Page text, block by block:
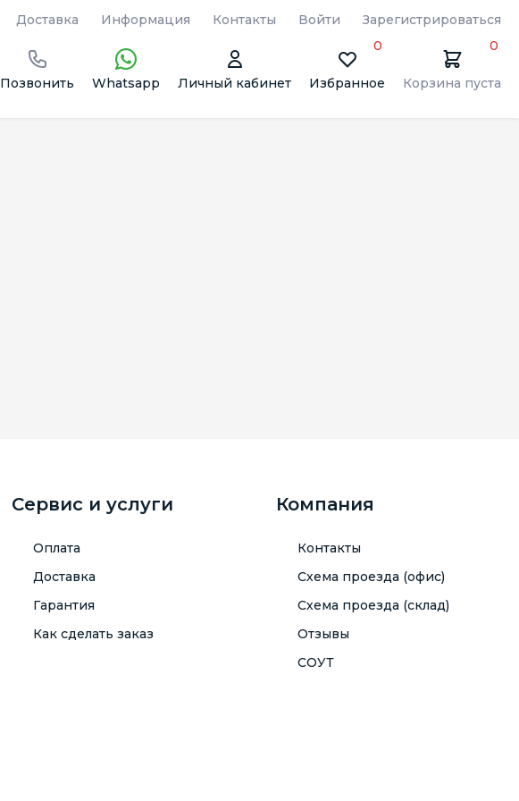
Доставка Информация Контакты Войти Зарегистрироваться
Позвонить Whatsapp Личный кабинет Избранное
0
Корзина пуста
0
Сервис и услуги
Оплата
Доставка
Гарантия
Как сделать заказ
Компания
Контакты
Схема проезда (офис)
Схема проезда (склад)
Отзывы
СОУТ